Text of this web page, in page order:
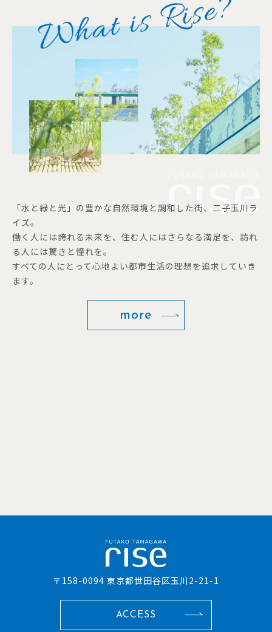
「水と緑と光」の豊かな自然環境と調和した街、二子玉川ラ
イズ。
働く人には誇れる未来を、住む人にはさらなる満足を、訪れ
る人には驚きと憧れを。
すべての人にとって心地よい都市生活の理想を追求していき
ます。
more
〒158-0094 東京都世田谷区玉川2-21-1
ACCESS